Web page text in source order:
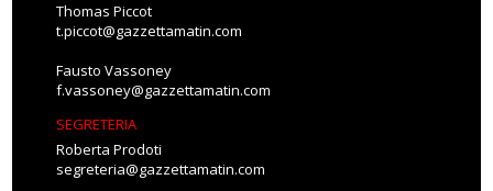
Thomas Piccot
t.piccot@gazzettamatin.com
Fausto Vassoney
f.vassoney@gazzettamatin.com
SEGRETERIA
Roberta Prodoti
segreteria@gazzettamatin.com